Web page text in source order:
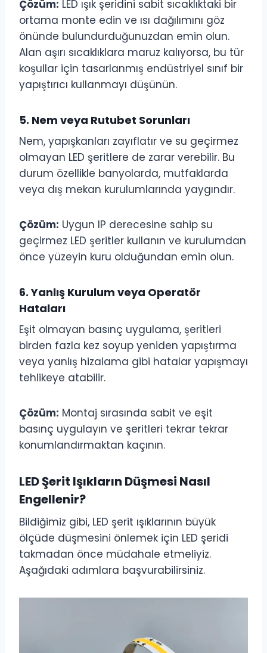
Çözüm: LED ışık şeridini sabit sıcaklıktaki bir
ortama monte edin ve ısı dağılımını göz
önünde bulundurduğunuzdan emin olun.
Alan aşırı sıcaklıklara maruz kalıyorsa, bu tür
koşullar için tasarlanmış endüstriyel sınıf bir
yapıştırıcı kullanmayı düşünün.
5. Nem veya Rutubet Sorunları
Nem, yapışkanları zayıflatır ve su geçirmez
olmayan LED şeritlere de zarar verebilir. Bu
durum özellikle banyolarda, mutfaklarda
veya dış mekan kurulumlarında yaygındır.
Çözüm: Uygun IP derecesine sahip su
geçirmez LED şeritler kullanın ve kurulumdan
önce yüzeyin kuru olduğundan emin olun.
6. Yanlış Kurulum veya Operatör
Hataları
Eşit olmayan basınç uygulama, şeritleri
birden fazla kez soyup yeniden yapıştırma
veya yanlış hizalama gibi hatalar yapışmayı
tehlikeye atabilir.
Çözüm: Montaj sırasında sabit ve eşit
basınç uygulayın ve şeritleri tekrar tekrar
konumlandırmaktan kaçının.
LED Şerit Işıkların Düşmesi Nasıl
Engellenir?
Bildiğimiz gibi, LED şerit ışıklarının büyük
ölçüde düşmesini önlemek için LED şeridi
takmadan önce müdahale etmeliyiz.
Aşağıdaki adımlara başvurabilirsiniz.